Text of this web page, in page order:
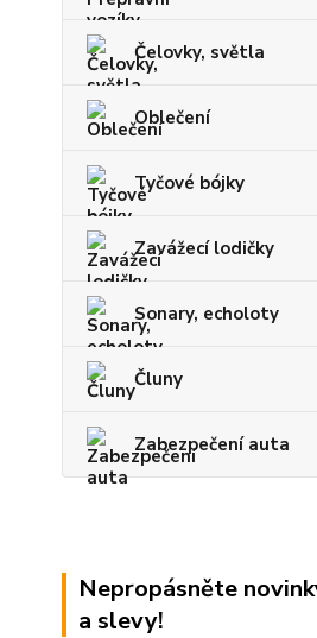
Čelovky, světla
Oblečení
Tyčové bójky
Zavážecí lodičky
Sonary, echoloty
Čluny
Zabezpečení auta
Nepropásněte
a slevy!